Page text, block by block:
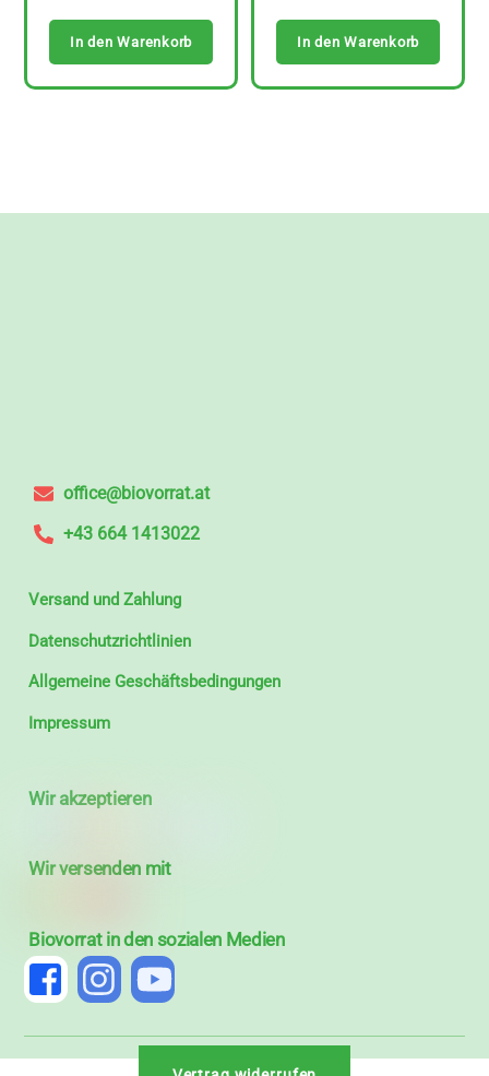
In den Warenkorb In den Warenkorb
office@biovorrat.at
+43 664 1413022
Versand und Zahlung
Datenschutzrichtlinien
Allgemeine Geschäftsbedingungen
Impressum
Wir akzeptieren
Wir versenden mit
Biovorrat in den sozialen Medien